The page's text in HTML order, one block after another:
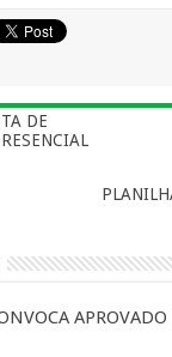
DE
APROVADO